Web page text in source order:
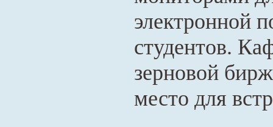
электронной
студентов.
зерновой
место для